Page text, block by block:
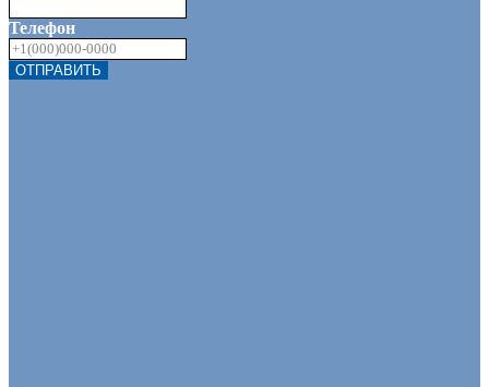
Телефон
ОТПРАВИТЬ